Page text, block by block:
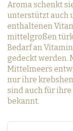
Aroma schenkt
unterstützt auch
enthaltenen
mittelgroßen
Bedarf an
gedeckt werden.
Mittelmeers
nur ihre
sind auch für
bekannt.